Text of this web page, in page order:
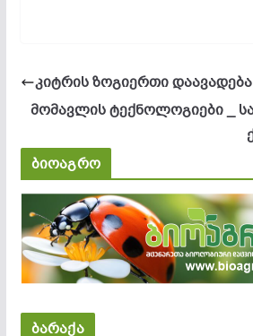
კიტრის ზოგიერთი დაავადება
მომავლის ტექნოლოგიები _
ბიოაგრო
ბარაქა